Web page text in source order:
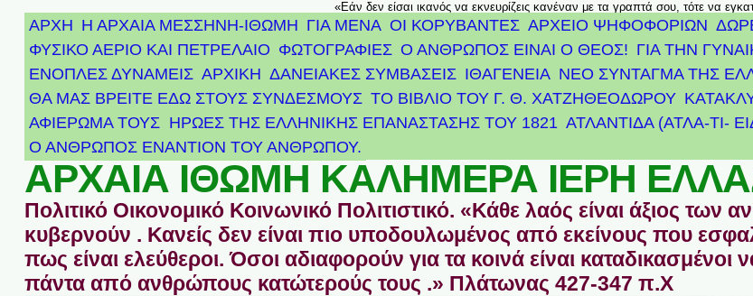
«Εάν δεν είσαι ικανός να εκνευρίζεις κανέναν με τα γραπτά σου, τότε να
ΑΡΧΗ Η ΑΡΧΑΙΑ ΜΕΣΣΗΝΗ-ΙΘΩΜΗ ΓΙΑ ΜΕΝΑ ΟΙ ΚΟΡΥΒΑΝΤΕΣ ΑΡΧΕΊΟ ΨΗΦΟΦΟΡΙΏΝ
ΦΥΣΙΚΟ ΑΕΡΙΟ ΚΑΙ ΠΕΤΡΕΛΑΙΟ ΦΩΤΟΓΡΑΦΙΕΣ Ο ΑΝΘΡΩΠΟΣ ΕΙΝΑΙ Ο ΘΕΟΣ! ΓΙΑ ΤΗΝ
ΕΝΟΠΛΕΣ ΔΥΝΑΜΕΙΣ ΑΡΧΙΚΉ ΔΑΝΕΙΑΚΕΣ ΣΥΜΒΑΣΕΙΣ ΙΘΑΓΕΝΕΙΑ ΝΕΟ ΣΥΝΤΑΓΜΑ ΤΗΣ
ΘΑ ΜΑΣ ΒΡΕΙΤΕ ΕΔΩ ΣΤΟΥΣ ΣΥΝΔΕΣΜΟΥΣ ΤΟ ΒΙΒΛΙΟ ΤΟΥ Γ. Θ. ΧΑΤΖΗΘΕΟΔΩΡΟΥ
ΑΦΙΈΡΩΜΑ ΤΟΥΣ ΉΡΩΕΣ ΤΗΣ ΕΛΛΗΝΙΚΉΣ ΕΠΑΝΆΣΤΑΣΗΣ ΤΟΥ 1821 ΑΤΛΑΝΤΊΔΑ (ΑΤΛΑ-ΤΙ-
Ο ΑΝΘΡΩΠΟΣ ΕΝΑΝΤΙΟΝ ΤΟΥ ΑΝΘΡΩΠΟΥ.
ΑΡΧΑΙΑ ΙΘΩΜΗ ΚΑΛΗΜΕΡΑ ΙΕΡΗ
Πολιτικό Οικονομικό Κοινωνικό Πολιτιστικό. «Κάθε λαός είναι άξιος
κυβερνούν . Κανείς δεν είναι πιο υποδουλωμένος από εκείνους που
πως είναι ελεύθεροι. Όσοι αδιαφορούν για τα κοινά είναι καταδικασμένοι
πάντα από ανθρώπους κατώτερούς τους .» Πλάτωνας 427-347 π.Χ